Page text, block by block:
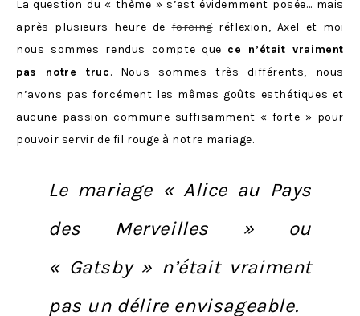
La question du « thème » s’est évidemment posée… mais
après plusieurs heure deforcingréflexion, Axel et moi
nous sommes rendus compte que ce n’était vraiment
pas notre truc. Nous sommes très différents, nous
n’avons pas forcément les mêmes goûts esthétiques et
aucune passion commune suffisamment « forte » pour
pouvoir servir de fil rouge à notre mariage.
Le mariage « Alice au Pays
des Merveilles » ou
« Gatsby » n’était vraiment
pas un délire envisageable.